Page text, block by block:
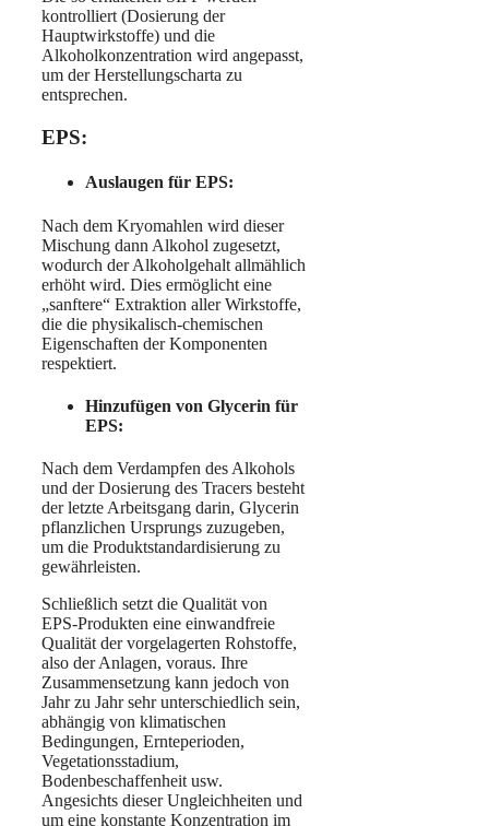
kontrolliert (Dosierung der
Hauptwirkstoffe) und die
Alkoholkonzentration wird angepasst,
um der Herstellungscharta zu
entsprechen.
EPS:
Auslaugen für EPS:
Nach dem Kryomahlen wird dieser
Mischung dann Alkohol zugesetzt,
wodurch der Alkoholgehalt allmählich
erhöht wird. Dies ermöglicht eine
„sanftere“ Extraktion aller Wirkstoffe,
die die physikalisch-chemischen
Eigenschaften der Komponenten
respektiert.
Hinzufügen von Glycerin für
EPS:
Nach dem Verdampfen des Alkohols
und der Dosierung des Tracers besteht
der letzte Arbeitsgang darin, Glycerin
pflanzlichen Ursprungs zuzugeben,
um die Produktstandardisierung zu
gewährleisten.
Schließlich setzt die Qualität von
EPS-Produkten eine einwandfreie
Qualität der vorgelagerten Rohstoffe,
also der Anlagen, voraus. Ihre
Zusammensetzung kann jedoch von
Jahr zu Jahr sehr unterschiedlich sein,
abhängig von klimatischen
Bedingungen, Ernteperioden,
Vegetationsstadium,
Bodenbeschaffenheit usw.
Angesichts dieser Ungleichheiten und
um eine konstante Konzentration im